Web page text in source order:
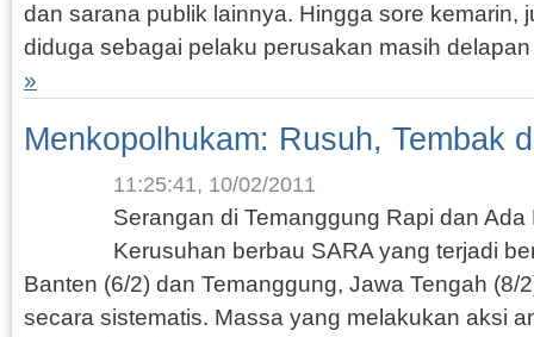
dan sarana publik lainnya. Hingga sore kemarin,
diduga sebagai pelaku perusakan masih
»
Menkopolhukam: Rusuh, Tembak
11:25:41, 10/02/2011
Serangan di Temanggung Rapi dan
Kerusuhan berbau SARA yang terjadi
Banten (6/2) dan Temanggung, Jawa Tengah (8/
secara sistematis. Massa yang melakukan aksi